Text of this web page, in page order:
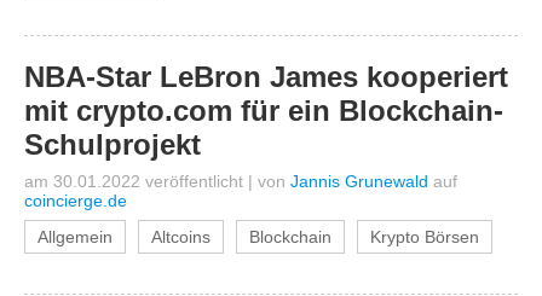
NBA-Star LeBron James kooperiert
mit crypto.com für ein Blockchain-
Schulprojekt
am 30.01.2022 veröffentlicht | von Jannis Grunewald auf
coincierge.de
Allgemein
Altcoins Blockchain Krypto Börsen